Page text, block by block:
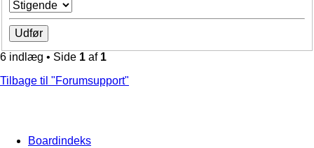
6 indlæg • Side 1 af 1
Tilbage til "Forumsupport"
Boardindeks